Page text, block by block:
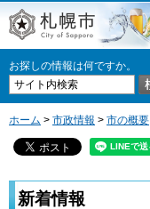
札幌市
お探しの情報は何ですか。
ホーム > 市政情報 > 市の概要
新着情報